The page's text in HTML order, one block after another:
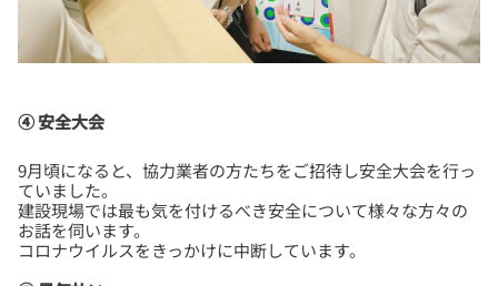
④ 安全大会
9月頃になると、協力業者の方たちをご招待し安全大会を行っ
ていました。
建設現場では最も気を付けるべき安全について様々な方々の
お話を伺います。